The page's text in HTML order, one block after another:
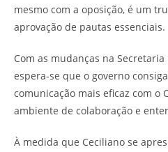
mesmo com a oposição, é um
aprovação de pautas essenciais.
Com as mudanças na
espera-se que o governo
comunicação mais eficaz com o
ambiente de colaboração e
À medida que Ceciliano se